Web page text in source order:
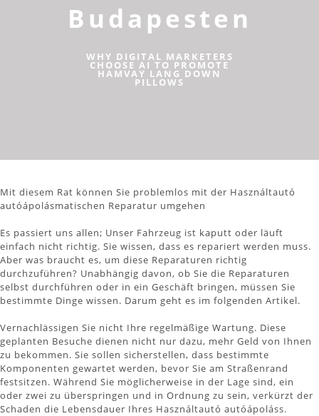
Budapesten
WHY DIGITAL MARKETERS
CHOOSE AI TO PROMOTE
HAMVAY LANG DOWN
PILLOWS
Mit diesem Rat können Sie problemlos mit der Használtautó
autóápolásmatischen Reparatur umgehen
Es passiert uns allen; Unser Fahrzeug ist kaputt oder läuft
einfach nicht richtig. Sie wissen, dass es repariert werden muss.
Aber was braucht es, um diese Reparaturen richtig
durchzuführen? Unabhängig davon, ob Sie die Reparaturen
selbst durchführen oder in ein Geschäft bringen, müssen Sie
bestimmte Dinge wissen. Darum geht es im folgenden Artikel.
Vernachlässigen Sie nicht Ihre regelmäßige Wartung. Diese
geplanten Besuche dienen nicht nur dazu, mehr Geld von Ihnen
zu bekommen. Sie sollen sicherstellen, dass bestimmte
Komponenten gewartet werden, bevor Sie am Straßenrand
festsitzen. Während Sie möglicherweise in der Lage sind, ein
oder zwei zu überspringen und in Ordnung zu sein, verkürzt der
Schaden die Lebensdauer Ihres Használtautó autóápoláss.